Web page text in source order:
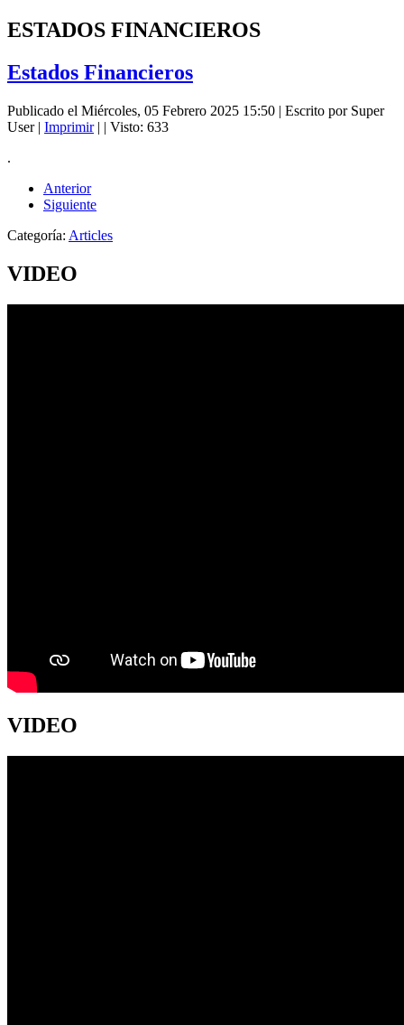
ESTADOS FINANCIEROS
Estados Financieros
Publicado el Miércoles, 05 Febrero 2025 15:50 | Escrito por Super
User| Imprimir| | Visto: 633
.
Anterior
Siguiente
Categoría: Articles
VIDEO
VIDEO